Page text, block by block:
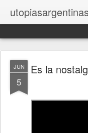
utopiasargentinas
JUN
5
Es la